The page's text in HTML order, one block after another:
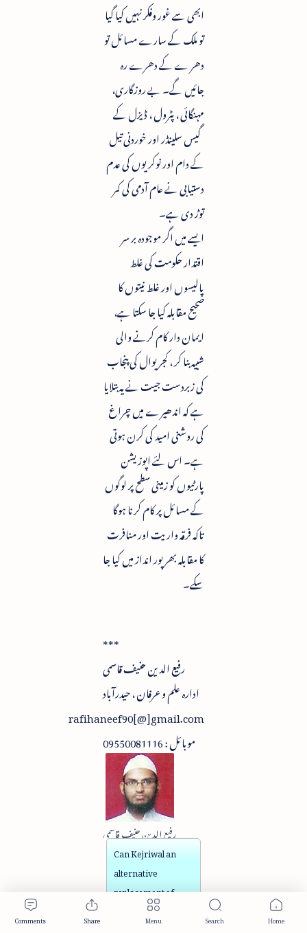
ابھی سے غور وفکر نہیں کیا گیا
تو ملک کے سارے مسائل تو
دھر ے کے دھرے رہ
جائیں گے۔ بے روزگاری،
مہنگائی ، پٹرول ، ڈیزل کے
گیس سلینڈر اور خوردنی تیل
کے دام اور نوکریوں کی عدم
دستیابی نے عام آدمی کی کمر
توڑ دی ہے۔
ایسے میں اگر موجودہ بر سر
اقتدار حکومت کی غلط
پالیسوں اور غلط نیتوں کا
صحیح مقابلہ کیا جا سکتا ہے،
ایمان دار کام کرنے والی
شبیہ بنا کر ، کجریوال کی پنجاب
کی زبردست جیت نے یہ بتلایا
ہے کہ اندھیرے میں چراغ
کی روشنی امید کی کرن ہوتی
ہے۔ اس لئے اپوزیشن
پارٹیوں کو زمینی سطح پر لوگوں
کے مسائل پر کام کرنا ہوگا
تاکہ فرقہ واریت اور منافرت
کا مقابلہ بھرپور انداز میں کیا جا
سکے۔
***
رفیع الدین حنیف قاسمی
ادارہ علم و عرفان ، حیدرآباد
rafihaneef90[@]gmail.com
موبائل : 09550081116
رفیع الدین حنیف قاسمی
Can Kejriwal an
alternative
replacement of
Modi? Column by: